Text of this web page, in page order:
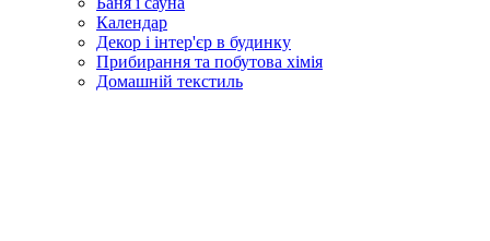
Календар
Декор і інтер'єр в будинку
Прибирання та побутова хімія
Домашній текстиль